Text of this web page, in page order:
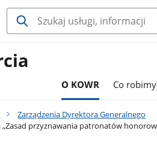
O KOWR Co robimy
Zarządzenia Dyrektora Generalnego
przyznawania patronatów